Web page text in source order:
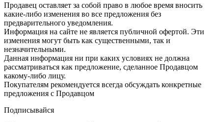
Продавец оставляет за собой право в любое время вносить
какие-либо изменения во все предложения без
предварительного уведомления.
Информация на сайте не является публичной офертой. Эти
изменения могут быть как существенными, так и
незначительными.
Данная информация ни при каких условиях не должна
рассматриваться как предложение, сделанное Продавцом
какому-либо лицу.
Покупателям рекомендуется всегда обсуждать конкретные
предложения с Продавцом
Подписывайся